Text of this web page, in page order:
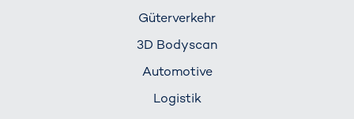
Güterverkehr
3D Bodyscan
Automotive
Logistik